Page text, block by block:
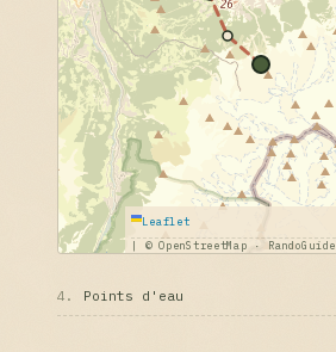
Leaflet
|
© OpenStreetMap · RandoGuide
4. Points d'eau